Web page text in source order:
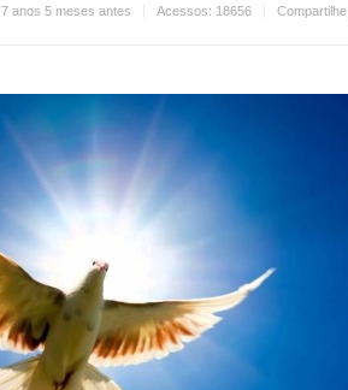
7 anos 5 meses antes Acessos: 18656 Compartilhe